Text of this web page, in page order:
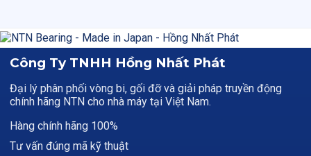
Công Ty TNHH Hồng Nhất Phát
Đại lý phân phối vòng bi, gối đỡ và giải pháp truyền động
chính hãng NTN cho nhà máy tại Việt Nam.
Hàng chính hãng 100%
Tư vấn đúng mã kỹ thuật